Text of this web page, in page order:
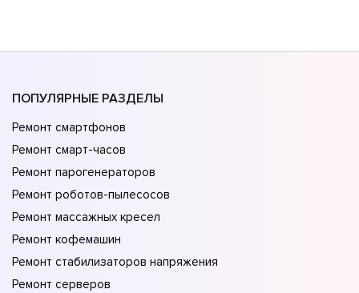
ПОПУЛЯРНЫЕ РАЗДЕЛЫ
Ремонт смартфонов
Ремонт смарт-часов
Ремонт парогенераторов
Ремонт роботов-пылесосов
Ремонт массажных кресел
Ремонт кофемашин
Ремонт стабилизаторов напряжения
Ремонт серверов